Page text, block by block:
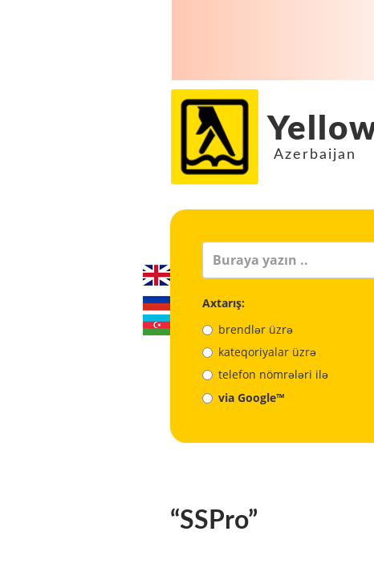
Azerbaijan
Axtarış:
brendlər üzrə
kateqoriyalar üzrə
telefon nömrələri ilə
via Google™
“SSPro”